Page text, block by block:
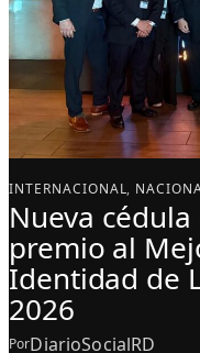
INTERNACIONAL,
Nueva
premio al
Identidad de
2026
PorDiarioSocialRD